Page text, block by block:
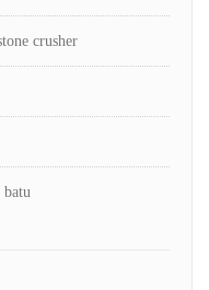
crusher
batu